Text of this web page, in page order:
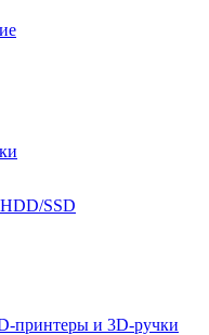
SSD
принтеры и 3D-ручки